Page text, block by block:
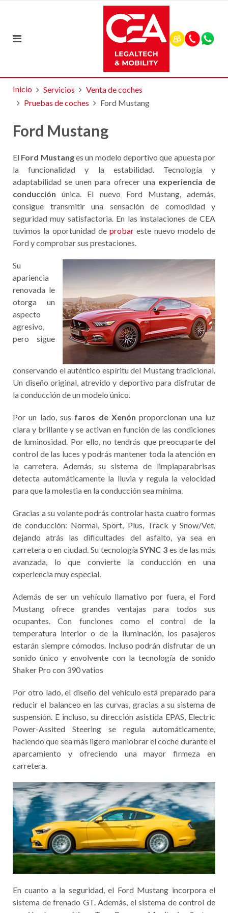
Inicio Servicios
Venta de coches
Pruebas de coches
Ford Mustang
Ford Mustang
El Ford Mustanges un modelo deportivo que apuesta por
la funcionalidad y la estabilidad. Tecnología y
adaptabilidad se unen para ofrecer una experiencia de
conducción única. El nuevo Ford Mustang, además,
consigue transmitir una sensación de comodidad y
seguridad muy satisfactoria. En las instalaciones de CEA
tuvimos la oportunidad de probar este nuevo modelo de
Ford y comprobar sus prestaciones.
Su
apariencia
renovada le
otorga un
aspecto
agresivo,
pero sigue
conservando el auténtico espíritu del Mustang tradicional.
Un diseño original, atrevido y deportivo para disfrutar de
la conducción de un modelo único.
Por un lado, sus faros de Xenón proporcionan una luz
clara y brillante y se activan en función de las condiciones
de luminosidad. Por ello, no tendrás que preocuparte del
control de las luces y podrás mantener toda la atención en
la carretera. Además, su sistema de limpiaparabrisas
detecta automáticamente la lluvia y regula la velocidad
para que la molestia en la conducción sea mínima.
Gracias a su volante podrás controlar hasta cuatro formas
de conducción: Normal, Sport, Plus, Track y Snow/Vet,
dejando atrás las dificultades del asfalto, ya sea en
carretera o en ciudad. Su tecnologíaSYNC 3 es de las más
avanzada, lo que convierte la conducción en una
experiencia muy especial.
Además de ser un vehículo llamativo por fuera, el Ford
Mustang ofrece grandes ventajas para todos sus
ocupantes. Con funciones como el control de la
temperatura interior o de la iluminación, los pasajeros
estarán siempre cómodos. Incluso podrán disfrutar de un
sonido único y envolvente con la tecnología de sonido
Shaker Pro con 390 vatios
Por otro lado, el diseño del vehículo está preparado para
reducir el balanceo en las curvas, gracias a su sistema de
suspensión. E incluso, su dirección asistida EPAS, Electric
Power-Assited Steering se regula automáticamente,
haciendo que sea más ligero maniobrar el coche durante el
aparcamiento y ofreciendo una mayor firmeza en
carretera.
En cuanto a la seguridad, el Ford Mustang incorpora el
sistema de frenado GT. Además, el sistema de control de